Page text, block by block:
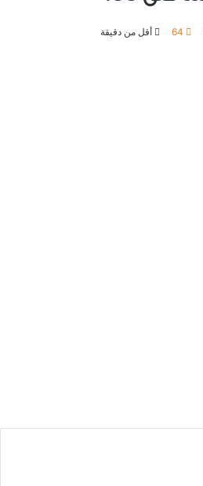
64 أقل من دقيقة